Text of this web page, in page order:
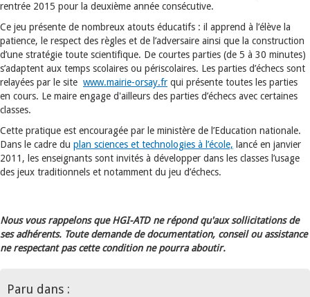
rentrée 2015 pour la deuxième année consécutive.
Ce jeu présente de nombreux atouts éducatifs : il apprend à l’élève la
patience, le respect des règles et de l’adversaire ainsi que la construction
d’une stratégie toute scientifique. De courtes parties (de 5 à 30 minutes)
s’adaptent aux temps scolaires ou périscolaires. Les parties d’échecs sont
relayées par le site www.mairie-orsay.fr qui présente toutes les parties
en cours. Le maire engage d'ailleurs des parties d’échecs avec certaines
classes.
Cette pratique est encouragée par le ministère de l’Education nationale.
Dans le cadre du plan sciences et technologies à l’école, lancé en janvier
2011, les enseignants sont invités à développer dans les classes l’usage
des jeux traditionnels et notamment du jeu d’échecs.
Nous vous rappelons que HGI-ATD ne répond qu'aux sollicitations de
ses adhérents. Toute demande de documentation, conseil ou assistance
ne respectant pas cette condition ne pourra aboutir.
Paru dans :